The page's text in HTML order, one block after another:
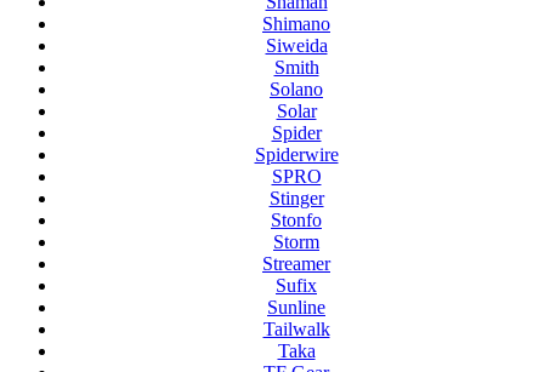
Shimano
Siweida
Smith
Solano
Solar
Spider
Spiderwire
SPRO
Stinger
Stonfo
Storm
Streamer
Sufix
Sunline
Tailwalk
Taka